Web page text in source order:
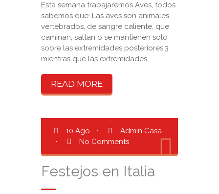
Esta semana trabajaremos Aves, todos
sabemos que: Las aves son animales
vertebrados, de sangre caliente, que
caminan, saltan o se mantienen solo
sobre las extremidades posteriores,3​
mientras que las extremidades ...
READ MORE
10 Ago ·
Admin Casa
·
No Comments
Festejos en Italia